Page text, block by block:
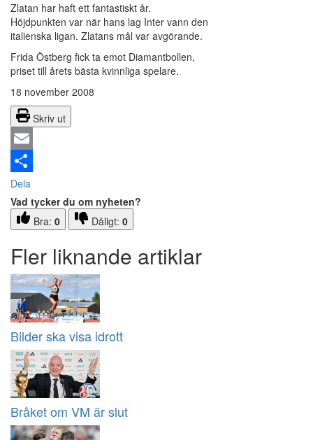
Zlatan har haft ett fantastiskt år.
Höjdpunkten var när hans lag Inter vann den
italienska ligan. Zlatans mål var avgörande.
Frida Östberg fick ta emot Diamantbollen,
priset till årets bästa kvinnliga spelare.
18 november 2008
Skriv ut
Email
Dela
Vad tycker du om nyheten?
Bra: 0 Dåligt: 0
Fler liknande artiklar
Bilder ska visa idrott
Bråket om VM är slut